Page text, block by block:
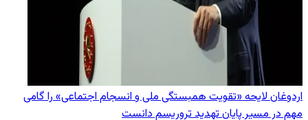
اردوغان لایحه «تقویت همبستگی ملی و انسجام اجتماعی» را گامی
مهم در مسیر پایان تهدید تروریسم دانست